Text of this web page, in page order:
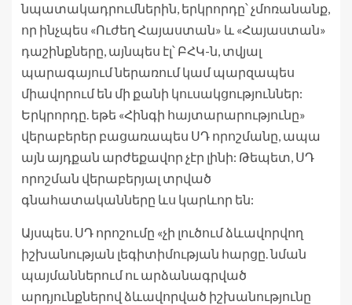
նպատակադրումներին, երկրորդը՝ չմոռանանք,
որ ինչպես «Ուժեղ Հայաստան» և «Հայաստան»
դաշինքները, այնպես էլ՝ ԲՀԿ-ն, տվյալ
պարագայում ներառում կամ պարզապես
միավորում են մի քանի կուսակցություններ:
Երկրորդը. եթե «Հինգի հայտարարությունը»
վերաբերեր բացառապես ՍԴ որոշմանը, ապա
այն այդքան արժեքավոր չէր լինի: Թեպետ, ՍԴ
որոշման վերաբերյալ տրված
գնահատականները ևս կարևոր են:
Այսպես. ՍԴ որոշումը «չի լուծում ձևավորվող
իշխանության լեգիտիմության հարցը. նման
պայմաններում ու արձանագրված
արդյունքներով ձևավորված իշխանությունը